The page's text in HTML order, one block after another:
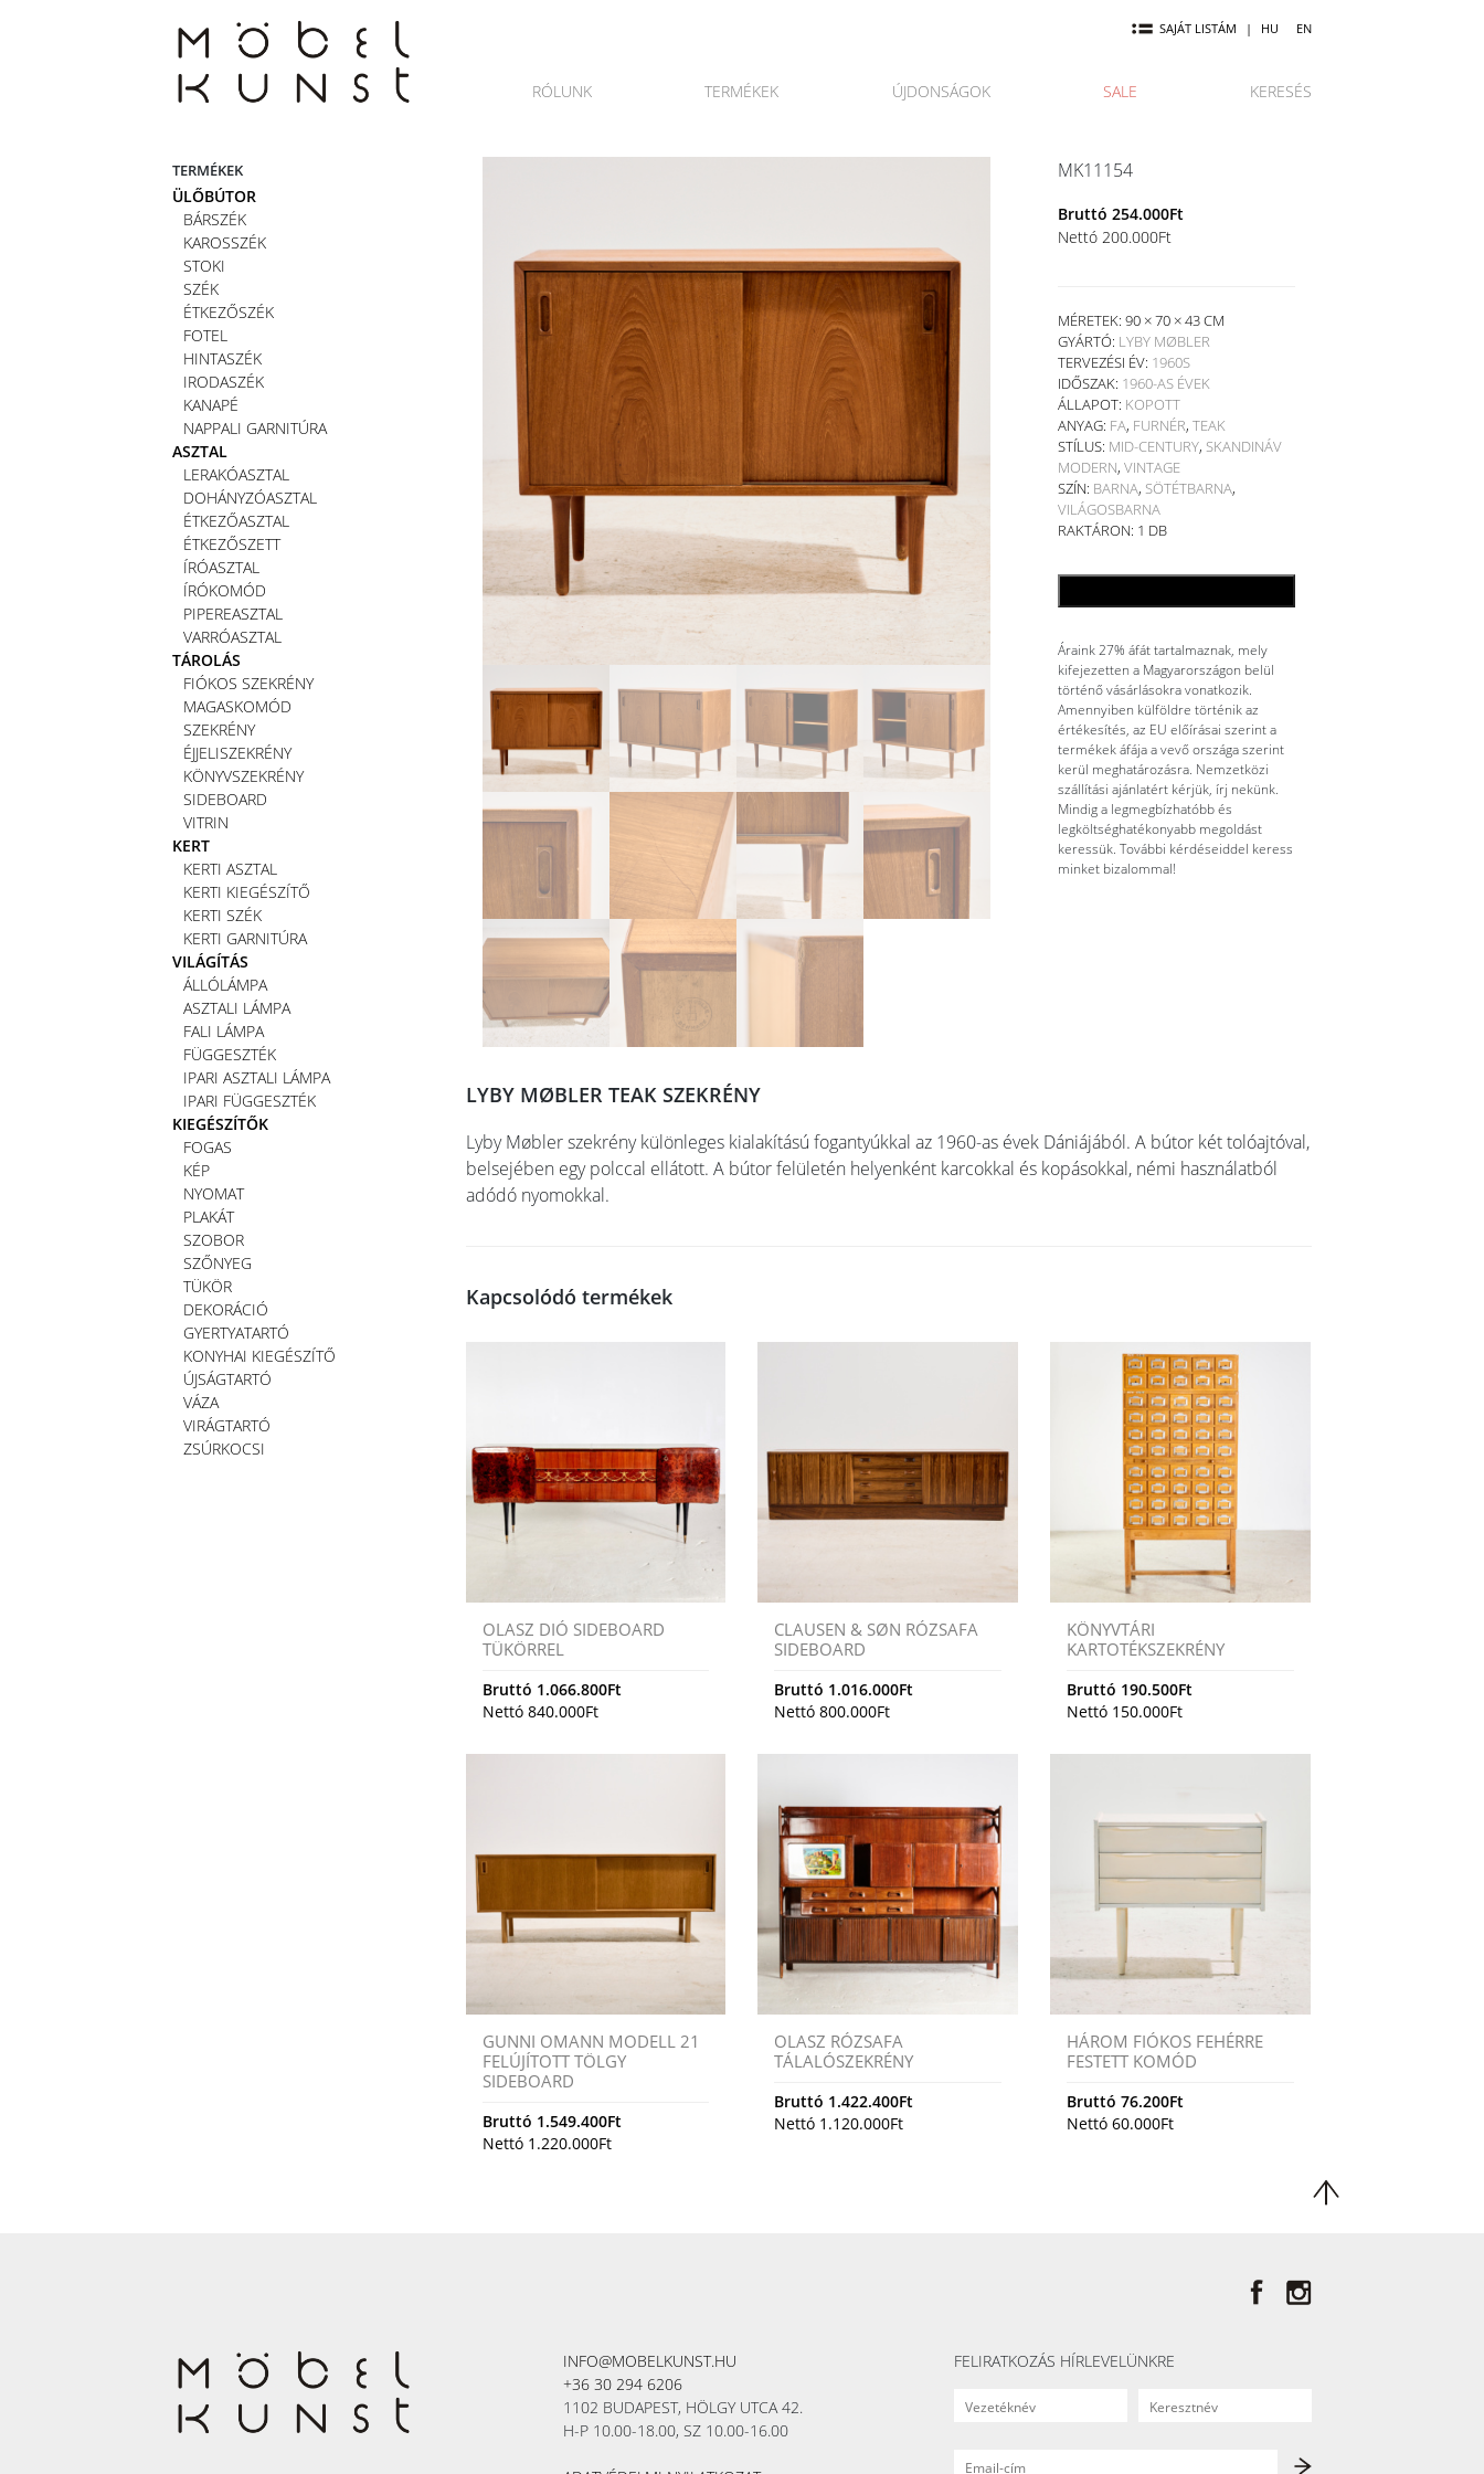
SAJÁT LISTÁM | HU EN
RÓLUNK TERMÉKEK ÚJDONSÁGOK SALE KERESÉS
TERMÉKEK
ÜLŐBÚTOR
BÁRSZÉK
KAROSSZÉK
STOKI
SZÉK
ÉTKEZŐSZÉK
FOTEL
HINTASZÉK
IRODASZÉK
KANAPÉ
NAPPALI GARNITÚRA
ASZTAL
LERAKÓASZTAL
DOHÁNYZÓASZTAL
ÉTKEZŐASZTAL
ÉTKEZŐSZETT
ÍRÓASZTAL
ÍRÓKOMÓD
PIPEREASZTAL
VARRÓASZTAL
TÁROLÁS
FIÓKOS SZEKRÉNY
MAGASKOMÓD
SZEKRÉNY
ÉJJELISZEKRÉNY
KÖNYVSZEKRÉNY
SIDEBOARD
VITRIN
KERT
KERTI ASZTAL
KERTI KIEGÉSZÍTŐ
KERTI SZÉK
KERTI GARNITÚRA
VILÁGÍTÁS
ÁLLÓLÁMPA
ASZTALI LÁMPA
FALI LÁMPA
FÜGGESZTÉK
IPARI ASZTALI LÁMPA
IPARI FÜGGESZTÉK
KIEGÉSZÍTŐK
FOGAS
KÉP
NYOMAT
PLAKÁT
SZOBOR
SZŐNYEG
TÜKÖR
DEKORÁCIÓ
GYERTYATARTÓ
KONYHAI KIEGÉSZÍTŐ
ÚJSÁGTARTÓ
VÁZA
VIRÁGTARTÓ
ZSÚRKOCSI
MK11154
Bruttó 254.000Ft
Nettó 200.000Ft
MÉRETEK: 90 × 70 × 43 CM
GYÁRTÓ: LYBY MØBLER
TERVEZÉSI ÉV: 1960S
IDŐSZAK: 1960-AS ÉVEK
ÁLLAPOT: KOPOTT
ANYAG: FA, FURNÉR, TEAK
STÍLUS: MID-CENTURY, SKANDINÁV
MODERN, VINTAGE
SZÍN: BARNA, SÖTÉTBARNA,
VILÁGOSBARNA
RAKTÁRON: 1 DB
Áraink 27% áfát tartalmaznak, mely
kifejezetten a Magyarországon belül
történő vásárlásokra vonatkozik.
Amennyiben külföldre történik az
értékesítés, az EU előírásai szerint a
termékek áfája a vevő országa szerint
kerül meghatározásra. Nemzetközi
szállítási ajánlatért kérjük, írj nekünk.
Mindig a legmegbízhatóbb és
legköltséghatékonyabb megoldást
keressük. További kérdéseiddel keress
minket bizalommal!
LYBY MØBLER TEAK SZEKRÉNY
Lyby Møbler szekrény különleges kialakítású fogantyúkkal az 1960-as évek Dániájából. A bútor két tolóajtóval,
belsejében egy polccal ellátott. A bútor felületén helyenként karcokkal és kopásokkal, némi használatból
adódó nyomokkal.
Kapcsolódó termékek
OLASZ DIÓ SIDEBOARD
TÜKÖRREL
Bruttó 1.066.800Ft
Nettó 840.000Ft
CLAUSEN & SØN RÓZSAFA
SIDEBOARD
Bruttó 1.016.000Ft
Nettó800.000Ft
KÖNYVTÁRI
KARTOTÉKSZEKRÉNY
Bruttó 190.500Ft
Nettó 150.000Ft
GUNNI OMANN MODELL 21
FELÚJÍTOTT TÖLGY
SIDEBOARD
Bruttó 1.549.400Ft
Nettó 1.220.000Ft
OLASZ RÓZSAFA
TÁLALÓSZEKRÉNY
Bruttó 1.422.400Ft
Nettó 1.120.000Ft
HÁROM FIÓKOS FEHÉRRE
FESTETT KOMÓD
Bruttó76.200Ft
Nettó60.000Ft
INFO@MOBELKUNST.HU
+36 30 294 6206
1102 BUDAPEST, HÖLGY UTCA 42.
H-P 10.00-18.00, SZ 10.00-16.00
FELIRATKOZÁS HÍRLEVELÜNKRE